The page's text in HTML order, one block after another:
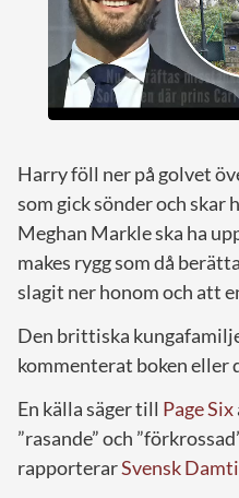
Harry föll ner på golvet
som gick sönder och skar
Meghan Markle ska ha
makes rygg som då
slagit ner honom och att
Den brittiska
kommenterat boken eller
En källa säger till Page Six
”rasande” och
rapporterarSvensk